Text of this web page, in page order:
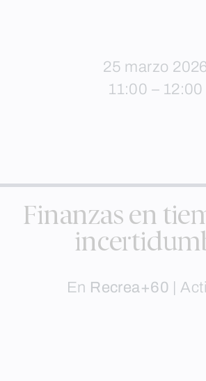
25 marzo
11:00 – 12:00
Finanzas en
En Recrea+60 |